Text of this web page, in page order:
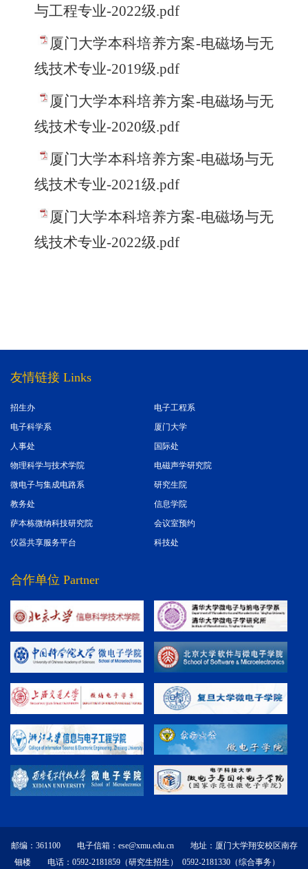
与工程专业-2022级.pdf
厦门大学本科培养方案-电磁场与无
线技术专业-2019级.pdf
厦门大学本科培养方案-电磁场与无
线技术专业-2020级.pdf
厦门大学本科培养方案-电磁场与无
线技术专业-2021级.pdf
厦门大学本科培养方案-电磁场与无
线技术专业-2022级.pdf
友情链接 Links
电子工程系
招生办
厦门大学
电子科学系
国际处
人事处
电磁声学研究院
物理科学与技术学院
研究生院
微电子与集成电路系
信息学院
教务处
会议室预约
萨本栋微纳科技研究院
科技处
仪器共享服务平台
合作单位 Partner
邮编：361100 电子信箱：ese@xmu.edu.cn 地址：厦门大学翔安校区南存
钿楼 电话：0592-2181859（研究生招生） 0592-2181330（综合事务）